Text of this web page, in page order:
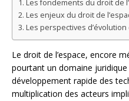
Les fondements du droit de
Les enjeux du droit de
Les perspectives d’évolution
Le droit de l’espace, encore
pourtant un domaine
développement rapide des
multiplication des acteurs